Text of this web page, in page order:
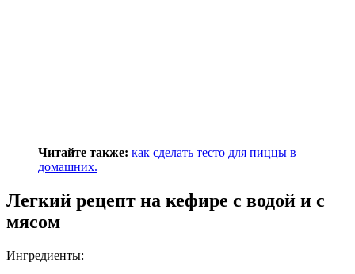
Читайте также: как сделать тесто для пиццы в
домашних.
Легкий рецепт на кефире с водой и с
мясом
Ингредиенты: